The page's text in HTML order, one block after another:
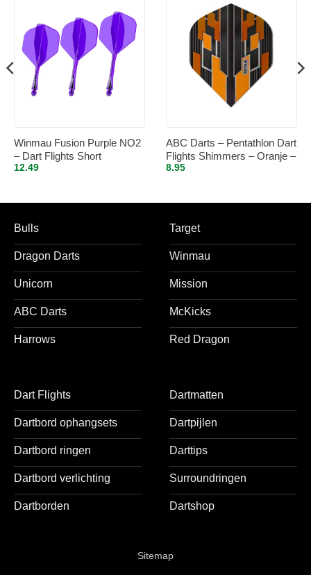
Winmau Fusion Purple NO2
– Dart Flights Short
12.49
ABC Darts – Pentathlon Dart
Flights Shimmers – Oranje –
5 sets
8.95
Bulls
Dragon Darts
Unicorn
ABC Darts
Harrows
Target
Winmau
Mission
McKicks
Red Dragon
Dart Flights
Dartbord ophangsets
Dartbord ringen
Dartbord verlichting
Dartborden
Dartmatten
Dartpijlen
Darttips
Surroundringen
Dartshop
Sitemap